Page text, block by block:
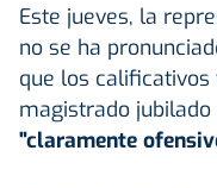
Este jueves, la
no se ha
que los
magistrado
"claramente